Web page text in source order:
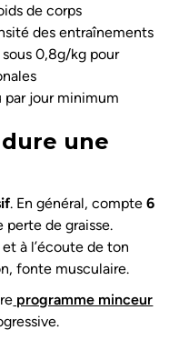
de corps
des entraînements
0,8g/kg pour
par jour minimum
une
. En général, compte6
de graisse.
à l’écoute de ton
fonte musculaire.
programme minceur